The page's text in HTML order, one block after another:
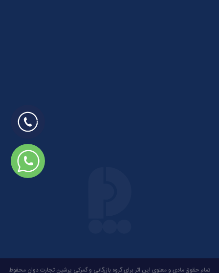
تمام حقوق مادی و معنوی این اثر برای گروه بازرگانی و گمرکی پرشین تجارت دوان محفوظ